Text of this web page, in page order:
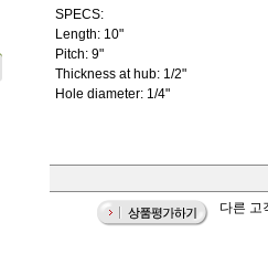
SPECS:
Length: 10"
Pitch: 9"
Thickness at hub: 1/2"
Hole diameter: 1/4"
다른 고